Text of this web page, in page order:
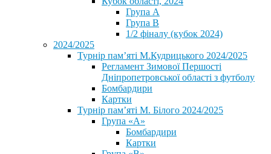
Група А
Група В
1/2 фіналу (кубок 2024)
2024/2025
Турнір пам’яті М.Кудрицького 2024/2025
Регламент Зимової Першості
Дніпропетровської області з футболу
Бомбардири
Картки
Турнір пам’яті М. Білого 2024/2025
Група «А»
Бомбардири
Картки